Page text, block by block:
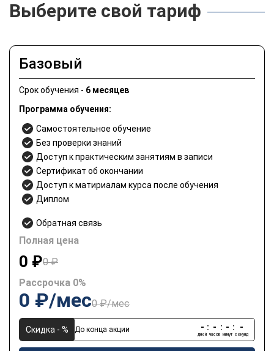
Выберите свой тариф
Базовый
Срок обучения - 6 месяцев
Программа обучения:
Самостоятельное обучение
Без проверки знаний
Доступ к практическим занятиям в записи
Сертификат об окончании
Доступ к матириалам курса после обучения
Диплом
Обратная связь
Полная цена
0 ₽0 ₽
Рассрочка 0%
0 ₽/мес0 ₽/мес
Скидка - % До конца акции -
дней
: -
часов
: -
минут
: -
секунд